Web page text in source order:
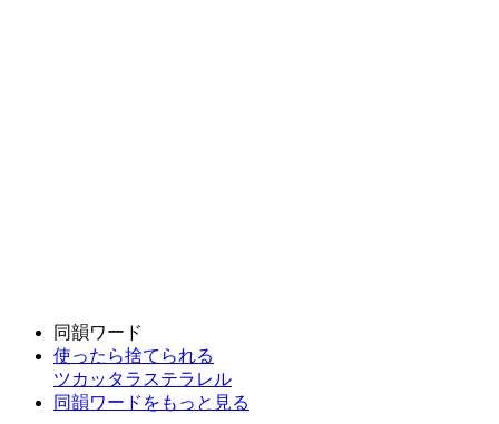
同韻ワード
使ったら捨てられる
ツカッタラステラレル
同韻ワードをもっと見る